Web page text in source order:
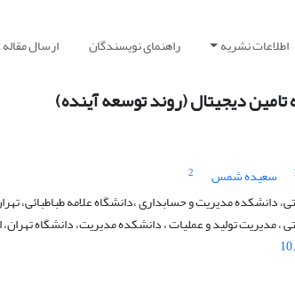
اطلاعات نشریه راهنمای نویسندگان ارسال مقاله
دیجیتال (روند توسعه آینده)
سعیده شمس
2
مدیریت و حسابداری ،دانشگاه علامه طباطبائی،
مدیریت تولید و عملیات ، دانشکده مدیریت، دانشگاه تهران،